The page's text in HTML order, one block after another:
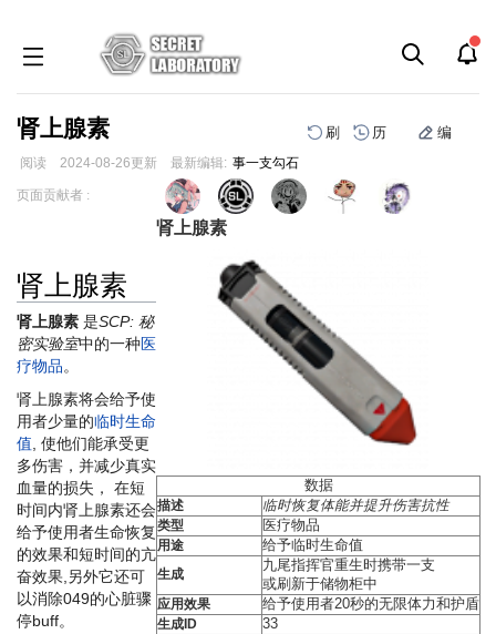
肾上腺素 刷 历 编
阅读 2024-08-26更新 最新编辑: 事一支勾石
跳
跳
页面贡献者 :
肾上腺素
数据
描述
临时恢复体能并提升伤害抗性
类型
医疗物品
用途
给予临时生命值
生成
九尾指挥官重生时携带一支
或刷新于储物柜中
应用效果
给予使用者20秒的无限体力和护盾
生成ID
33
肾上腺素
肾上腺素 是SCP: 秘
密实验室中的一种医
疗物品。
肾上腺素将会给予使
用者少量的临时生命
值 , 使他们能承受更
多伤害，并减少真实
血量的损失， 在短
时间内肾上腺素还会
给予使用者生命恢复
的效果和短时间的亢
奋效果,另外它还可
以消除049的心脏骤
停buff。